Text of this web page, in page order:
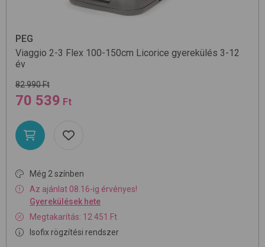
PEG
Viaggio 2-3 Flex 100-150cm Licorice gyerekülés 3-12
év
82 990 Ft
70 539 Ft
Még 2 színben
Az ajánlat 08.16-ig érvényes!
Gyerekülések hete
Megtakarítás: 12 451 Ft
Isofix rögzítési rendszer